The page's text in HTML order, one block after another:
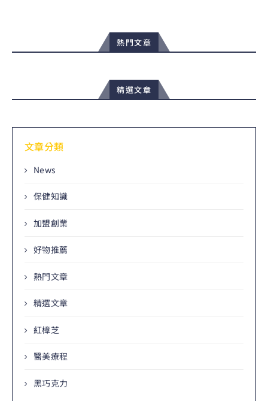
熱門文章
精選文章
文章分類
News
保健知識
加盟創業
好物推薦
熱門文章
精選文章
紅樟芝
醫美療程
黑巧克力